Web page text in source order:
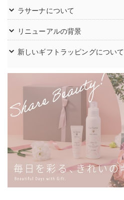
ラサーナについて
リニューアルの背景
新しいギフトラッピングについて